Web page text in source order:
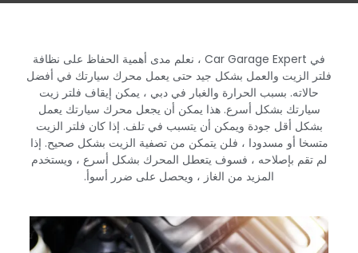
‏في Car Garage Expert ، نعلم مدى أهمية الحفاظ على نظافة
فلتر الزيت والعمل بشكل جيد حتى يعمل محرك سيارتك في أفضل
حالاته. بسبب الحرارة والغبار في دبي ، يمكن إيقاف فلتر زيت
سيارتك بشكل أسرع. هذا يمكن أن يجعل محرك سيارتك يعمل
بشكل أقل جودة ويمكن أن يتسبب في تلف. إذا كان فلتر الزيت
متسخا أو مسدودا ، فلن يتمكن من تصفية الزيت بشكل صحيح. إذا
لم تقم بإصلاحه ، فسوف يتعطل المحرك بشكل أسرع ، ويستخدم
المزيد من الغاز ، ويحصل على ضرر أسوأ.‏